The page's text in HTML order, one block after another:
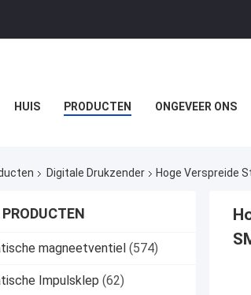
HUIS PRODUCTEN ONGEVEER ONS
Digitale Drukzender Hoge Verspreide
magneetventiel (574)
Impulsklep (62)